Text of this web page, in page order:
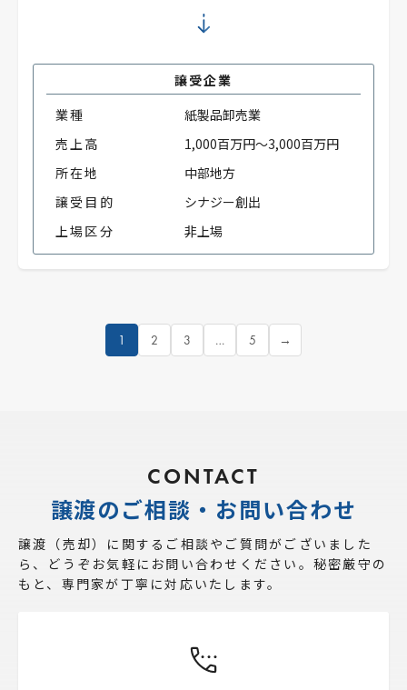
譲受企業
業種
紙製品卸売業
売上高
1,000百万円～3,000百万円
所在地
中部地方
譲受目的
シナジー創出
上場区分
非上場
1 2 3 … 5 →
CONTACT
譲渡のご相談・お問い合わせ
譲渡（売却）に関するご相談やご質問がございました
ら、 どうぞお気軽にお問い合わせください。秘密厳守の
もと、専門家が丁寧に対応いたします。